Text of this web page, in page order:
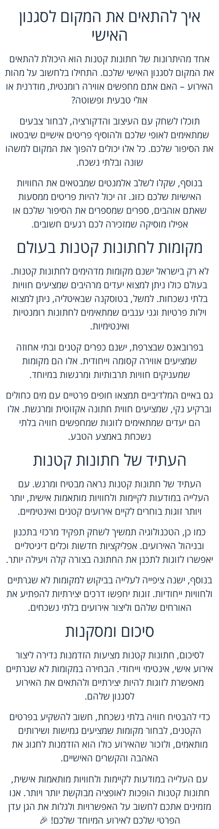
איך להתאים את המקום לסגנון
האישי
אחד מהיתרונות של חתונות קטנות הוא היכולת להתאים
את המקום לסגנון האישי שלכם. התחילו בלחשוב על מהות
האירוע – האם אתם מחפשים אווירה רומנטית, מודרנית או
אולי טבעית ופשוטה?
תוכלו לשחק עם העיצוב והדקורציה, לבחור צבעים
שמתאימים לאופי שלכם ולהוסיף פריטים אישיים שיבטאו
את הסיפור שלכם. כל אלו יכולים להפוך את המקום למשהו
שונה ובלתי נשכח.
בנוסף, שקלו לשלב אלמנטים שמבטאים את החוויות
האישיות שלכם כזוג. זה יכול להיות פריטים ממסעות
שאתם אוהבים, ספרים שמספרים את הסיפור שלכם או
אפילו מוסיקה שמזכירה לכם רגעים חשובים.
מקומות לחתונות קטנות בעולם
לא רק בישראל ישנם מקומות מדהימים לחתונות קטנות.
בעולם כולו ניתן למצוא יעדים מרהיבים שמציעים חוויות
בלתי נשכחות. למשל, בטוסקנה שבאיטליה, ניתן למצוא
וילות פרטיות וגני ענבים שמתאימים לחתונות רומנטיות
ואינטימיות.
בפרובאנס שבצרפת, ישנם כפרים קטנים ובתי אחוזה
שמציעים אווירה קסומה וייחודית. אלו הם מקומות
שמעניקים חוויות תרבותיות ומרגשות במיוחד.
גם באיים המלדיביים תמצאו חופים פרטיים עם מים כחולים
וברקיע נקי, שמציעים חווית חתונה אקזוטית ומרגשת. אלו
הם יעדים שמתאימים לזוגות שמחפשים חוויה בלתי
נשכחת באמצע הטבע.
העתיד של חתונות קטנות
העתיד של חתונות קטנות נראה מבטיח ומרגש. עם
העלייה במודעות לקיימות ולחוויות מותאמות אישית, יותר
ויותר זוגות בוחרים לקיים אירועים קטנים ואינטימיים.
כמו כן, הטכנולוגיה תמשיך לשחק תפקיד מרכזי בתכנון
ובניהול האירועים. אפליקציות חדשות וכלים דיגיטליים
יאפשרו לזוגות לתכנן את החתונה בצורה קלה ויעילה יותר.
בנוסף, ישנה ציפייה לעלייה בביקוש למקומות לא שגרתיים
ולחוויות ייחודיות. זוגות יחפשו דרכים יצירתיות להפתיע את
האורחים שלהם וליצור אירועים בלתי נשכחים.
סיכום ומסקנות
לסיכום, חתונות קטנות מציעות הזדמנות נדירה ליצור
אירוע אישי, אינטימי וייחודי. הבחירה במקומות לא שגרתיים
מאפשרת לזוגות להיות יצירתיים ולהתאים את האירוע
לסגנון שלהם.
כדי להבטיח חוויה בלתי נשכחת, חשוב להשקיע בפרטים
הקטנים, לבחור מקומות שמציעים גמישות ושירותים
מותאמים, ולזכור שהאירוע כולו הוא הזדמנות לחגוג את
האהבה והקשרים האישיים.
עם העלייה במודעות לקיימות ולחוויות מותאמות אישית,
חתונות קטנות הופכות לאופציה מבוקשת יותר ויותר. אנו
מזמינים אתכם לחשוב על האפשרויות ולגלות את הגן עדן
הפרטי שלכם לאירוע המיוחד שלכם! 🎉